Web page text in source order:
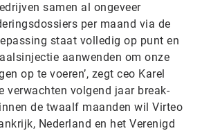
samen al ongeveer
per maand via de
staat volledig op punt en
aanwenden om onze
op te voeren’, zegt ceo Karel
verwachten volgend jaar break-
de twaalf maanden wil Virteo
Nederland en het Verenigd